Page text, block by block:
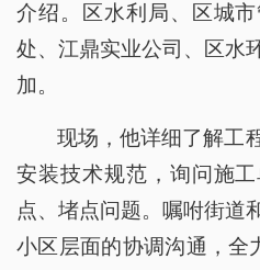
介绍。区水利局、区城
处、江鼎实业公司、区水
加。
现场，他详细了解工
安装技术规范，询问施
点、堵点问题。嘱咐街道
小区层面的协调沟通，全